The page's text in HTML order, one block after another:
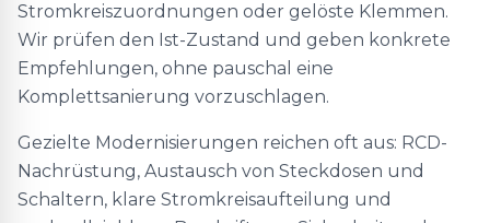
Stromkreiszuordnungen oder gelöste Klemmen.
Wir prüfen den Ist-Zustand und geben konkrete
Empfehlungen, ohne pauschal eine
Komplettsanierung vorzuschlagen.
Gezielte Modernisierungen reichen oft aus: RCD-
Nachrüstung, Austausch von Steckdosen und
Schaltern, klare Stromkreisaufteilung und